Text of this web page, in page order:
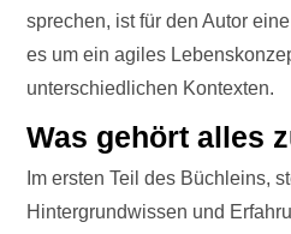
sprechen, ist für den Autor
es um ein agiles
unterschiedlichen Kontexten.
Was gehört alles
Im ersten Teil des Büchleins,
Hintergrundwissen und